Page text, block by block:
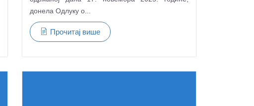
донела Одлуку о...
Прочитај више